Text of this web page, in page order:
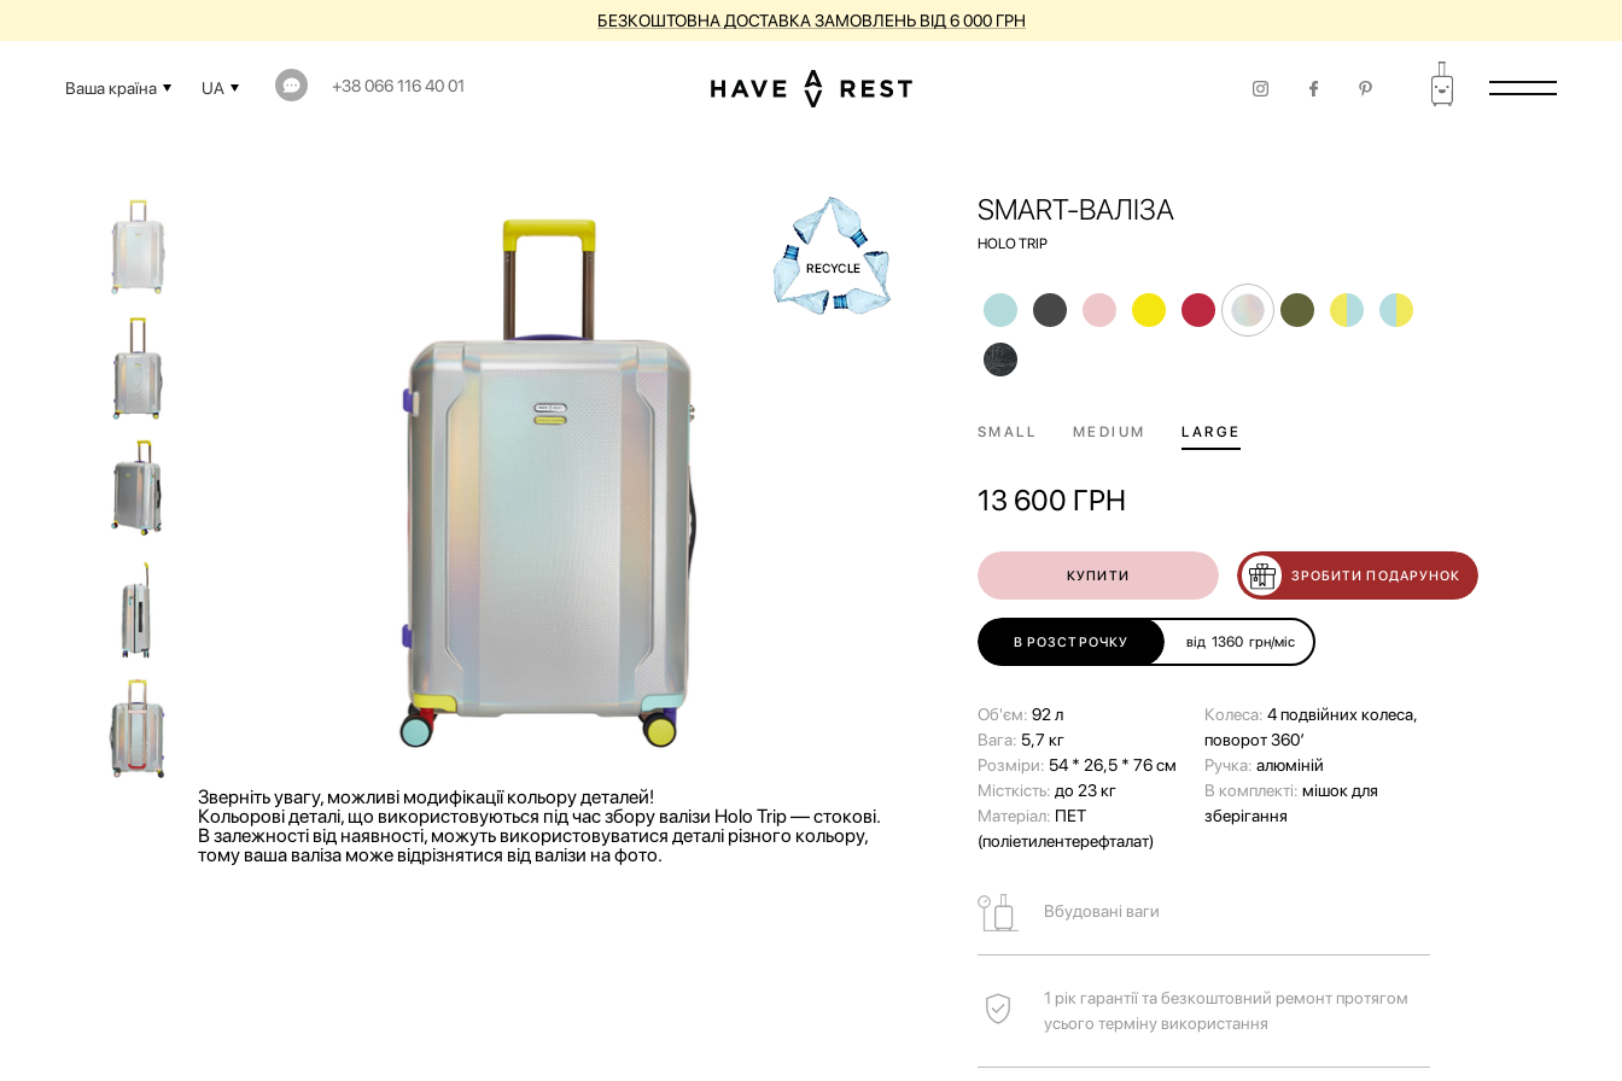
КУПУЙ ВАЛІЗИ З НЕДОСКОНАЛОСТЯМИ ЗІ ЗНИЖКОЮ ДО -25%
Ваша країна UA +38 066 116 40 01
Зверніть увагу, можливі модифікації кольору деталей!
Кольорові деталі, що використовуються під час збору валізи Holo Trip — стокові.
В залежності від наявності, можуть використовуватися деталі різного кольору,
тому ваша валіза може відрізнятися від валізи на фото.
SMART-ВАЛІЗА
HOLO TRIP
SMALL MEDIUM LARGE
13 600 ГРН
КУПИТИ ЗРОБИТИ ПОДАРУНОК
В РОЗСТРОЧКУ від 1360 грн/міс
Об'єм: 92 л
Вага: 5,7 кг
Розміри: 54 * 26,5 * 76 см
Місткість: до 23 кг
Матеріал: ПЕТ
(поліетилентерефталат)
Колеса: 4 подвійних колеса,
поворот 360’
Ручка: алюміній
В комплекті: мішок для
зберігання
Вбудовані ваги
1 рік гарантії та безкоштовний ремонт протягом
усього терміну використання